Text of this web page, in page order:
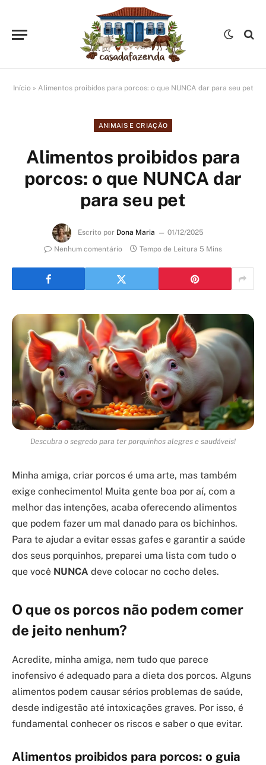
Início » Alimentos proibidos para porcos: o que NUNCA dar para seu pet
ANIMAIS E CRIAÇÃO
Alimentos proibidos para
porcos: o que NUNCA dar
para seu pet
Escrito por Dona Maria
01/12/2025
Nenhum comentário
Tempo de Leitura 5 Mins
Descubra o segredo para ter porquinhos alegres e saudáveis!
Minha amiga, criar porcos é uma arte, mas também
exige conhecimento! Muita gente boa por aí, com a
melhor das intenções, acaba oferecendo alimentos
que podem fazer um mal danado para os bichinhos.
Para te ajudar a evitar essas gafes e garantir a saúde
dos seus porquinhos, preparei uma lista com tudo o
que você NUNCA deve colocar no cocho deles.
O que os porcos não podem comer
de jeito nenhum?
Acredite, minha amiga, nem tudo que parece
inofensivo é adequado para a dieta dos porcos. Alguns
alimentos podem causar sérios problemas de saúde,
desde indigestão até intoxicações graves. Por isso, é
fundamental conhecer os riscos e saber o que evitar.
Alimentos proibidos para porcos: o guia